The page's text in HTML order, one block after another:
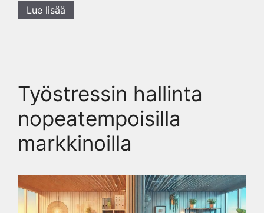
Lue lisää
Työstressin hallinta
nopeatempoisilla
markkinoilla